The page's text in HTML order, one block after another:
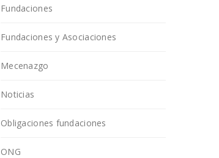
Fundaciones
Fundaciones y Asociaciones
Mecenazgo
Noticias
Obligaciones fundaciones
ONG